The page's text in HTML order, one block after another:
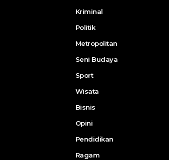
Kriminal
Politik
Metropolitan
Seni Budaya
Sport
Wisata
Bisnis
Opini
Pendidikan
Ragam